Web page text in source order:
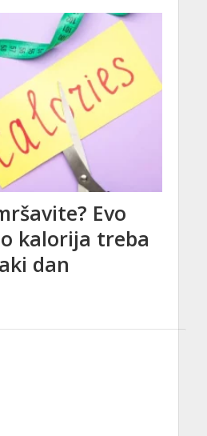
Evo
kalorija treba
dan